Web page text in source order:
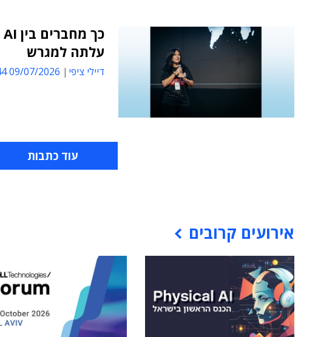
עלתה למגרש
דיילי ציפי 09/07/2026 12:44
עוד כתבות
אירועים קרובים